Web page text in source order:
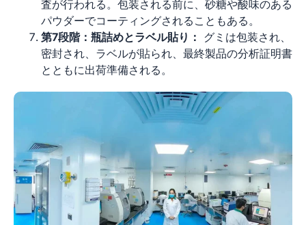
査が行われる。包装される前に、砂糖や酸味のある
パウダーでコーティングされることもある。
第7段階：瓶詰めとラベル貼り： グミは包装され、
密封され、ラベルが貼られ、最終製品の分析証明書
とともに出荷準備される。